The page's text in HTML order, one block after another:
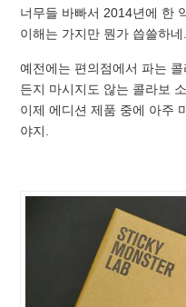
너무들 바빠서 2014년에 한
이해는 가지만 뭔가 씁쓸하네.
예전에는 편의점에서 파는
든지 마시지도 않는 콜라보
이제 에디션 제품 중에 아주
야지.